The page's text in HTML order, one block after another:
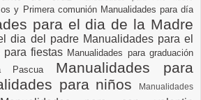
y Primera comunión Manualidades para día
para el dia de la Madre
dia del padre Manualidades para el
para fiestas Manualidades para graduación
Pascua Manualidades para
para niños
Manualidades